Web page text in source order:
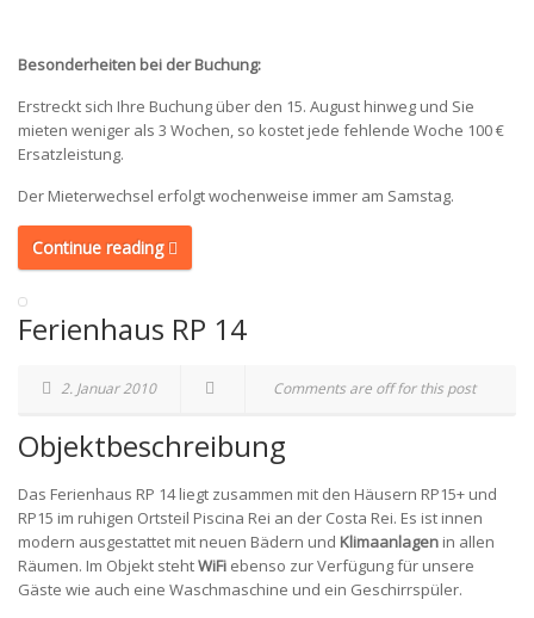
Besonderheiten bei der Buchung:
Erstreckt sich Ihre Buchung über den 15. August hinweg und Sie
mieten weniger als 3 Wochen, so kostet jede fehlende Woche 100 €
Ersatzleistung.
Der Mieterwechsel erfolgt wochenweise immer am Samstag.
Continue reading
Ferienhaus RP 14
2. Januar 2010 Comments are off for this post
Objektbeschreibung
Das Ferienhaus RP 14 liegt zusammen mit den Häusern RP15+ und
RP15 im ruhigen Ortsteil Piscina Rei an der Costa Rei. Es ist innen
modern ausgestattet mit neuen Bädern und Klimaanlagen in allen
Räumen. Im Objekt stehtWiFi ebenso zur Verfügung für unsere
Gäste wie auch eine Waschmaschine und ein Geschirrspüler.